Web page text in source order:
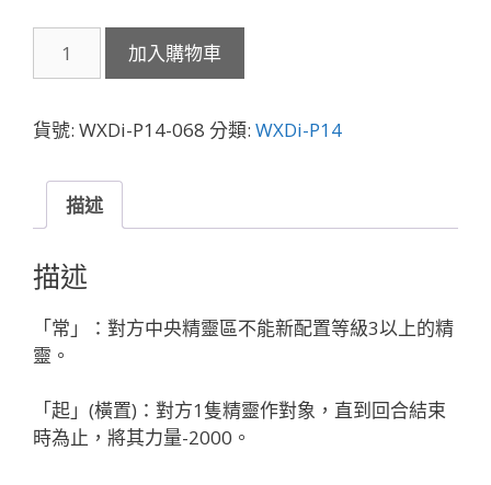
P14-
幻
ミ
ウ//
フ
ェ
ゾ
ー
ネ
「精
靈
黑
加入購物車
貨號: WXDi-P14-068 分類: WXDi-P14
描述
描述
「常」：對方中央精靈區不能新配置等級3以上的精
靈。
「起」(橫置)：對方1隻精靈作對象，直到回合結束
時為止，將其力量-2000。